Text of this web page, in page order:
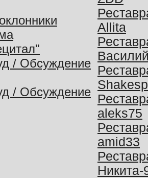
/ Обсуждение
/ Обсуждение
Allita
aleks75
amid33
Никита-